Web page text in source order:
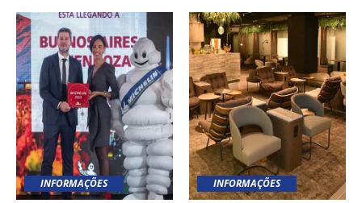
INFORMAÇÕES INFORMAÇÕES